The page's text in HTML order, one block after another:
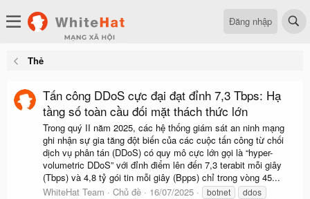
Đăng nhập
Thẻ
Tấn công DDoS cực đại đạt đỉnh 7,3 Tbps: Hạ
tầng số toàn cầu đối mặt thách thức lớn
Trong quý II năm 2025, các hệ thống giám sát an ninh mạng
ghi nhận sự gia tăng đột biến của các cuộc tấn công từ chối
dịch vụ phân tán (DDoS) có quy mô cực lớn gọi là “hyper-
volumetric DDoS” với đỉnh điểm lên đến 7,3 terabit mỗi giây
(Tbps) và 4,8 tỷ gói tin mỗi giây (Bpps) chỉ trong vòng 45...
WhiteHat Team
Chủ đề 16/07/2025 botnet ddos